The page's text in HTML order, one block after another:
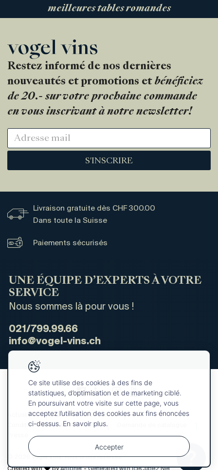
meilleures tables romandes
Restez informé de nos dernières
nouveautés et promotions et bénéficiez
de 20.- sur votre prochaine commande
en vous inscrivant à notre newsletter!
S'INSCRIRE
Livraison gratuite dès CHF 300.00
Dans toute la Suisse
Paiements sécurisés
UNE ÉQUIPE D’EXPERTS À VOTRE
SERVICE
Nous sommes là pour vous !
021/799.99.66
info@vogel-vins.ch
Actualités
Qui sommes-nous ?
Conditions générales de vente
© 2026 Vogel Vins. Tous droits réservés
Created with
byArtionet-Generated with IceCube2.Net
Votre
sélection
Ce site utilise des cookies à des fins de
statistiques, d’optimisation et de marketing ciblé.
En poursuivant votre visite sur cette page, vous
acceptez l’utilisation des cookies aux fins énoncées
ci-dessus. En savoir plus.
Accepter